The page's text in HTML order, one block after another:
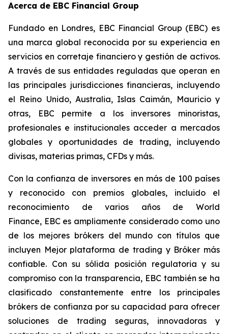
Acerca de EBC Financial Group
Fundado en Londres, EBC Financial Group (EBC) es
una marca global reconocida por su experiencia en
servicios en corretaje financiero y gestión de activos.
A través de sus entidades reguladas que operan en
las principales jurisdicciones financieras, incluyendo
el Reino Unido, Australia, Islas Caimán, Mauricio y
otras, EBC permite a los inversores minoristas,
profesionales e institucionales acceder a mercados
globales y oportunidades de trading, incluyendo
divisas, materias primas, CFDs y más.
Con la confianza de inversores en más de 100 países
y reconocido con premios globales, incluido el
reconocimiento de varios años de World
Finance, EBC es ampliamente considerado como uno
de los mejores brókers del mundo con títulos que
incluyen Mejor plataforma de trading y Bróker más
confiable. Con su sólida posición regulatoria y su
compromiso con la transparencia, EBC también se ha
clasificado constantemente entre los principales
brókers de confianza por su capacidad para ofrecer
soluciones de trading seguras, innovadoras y